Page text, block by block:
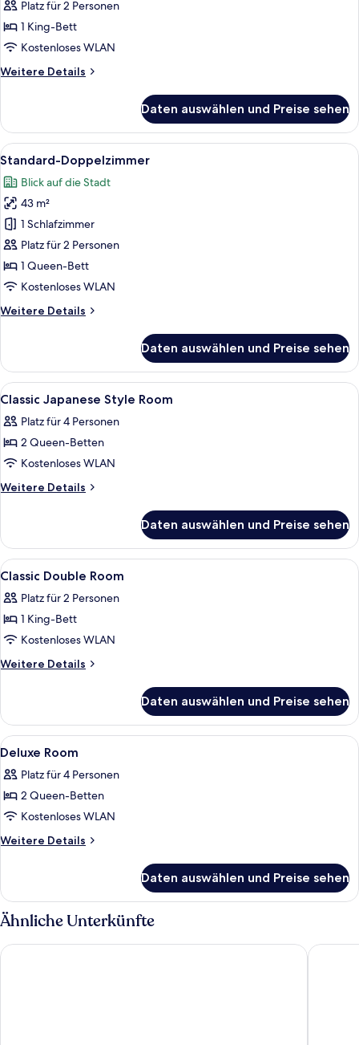
anzeigen
Platz für 2 Personen
1 King-Bett
Kostenloses WLAN
Weitere Details
Weitere
Doppelzimmer
Daten auswählen und Preise sehen
Alle
Fotos
für
Standard-
Doppelzimmer
anzeigen
Ein modernes Hotelzimmer mit
1
Standard-Doppelzimmer
Blick auf die Stadt
43 m²
1 Schlafzimmer
Platz für 2 Personen
1 Queen-Bett
Kostenloses WLAN
Weitere Details
Weitere
Doppelzimmer
Daten auswählen und Preise sehen
Alle
Fotos
für
Classic
Japanese
Style
Minibar, Zimmersafe,
6
Classic Japanese Style Room
Platz für 4 Personen
2 Queen-Betten
Kostenloses WLAN
Weitere Details
Weitere
Japanese
Style
Room
Daten auswählen und Preise sehen
Alle
Fotos
für
Classic
Double
Room
Minibar, Zimmersafe,
6
Classic Double Room
Platz für 2 Personen
1 King-Bett
Kostenloses WLAN
Weitere Details
Weitere
Double
Room
Daten auswählen und Preise sehen
Alle
Fotos
für
Deluxe
Room
anzeigen
Minibar, Zimmersafe,
5
Deluxe Room
Platz für 4 Personen
2 Queen-Betten
Kostenloses WLAN
Weitere Details
Weitere
Room
Daten auswählen und Preise sehen
Ähnliche Unterkünfte
Kaohsiung Marriott Hotel Grand